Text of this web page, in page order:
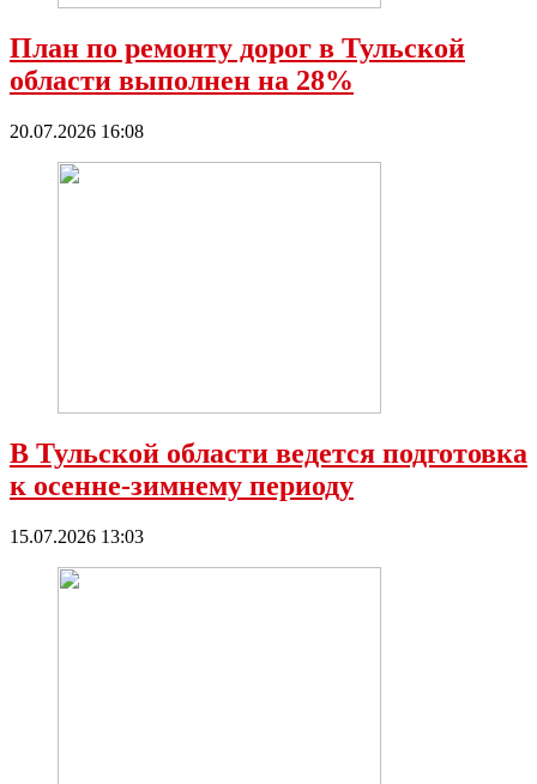
План по ремонту дорог в Тульской
области выполнен на 28%
20.07.2026 16:08
В Тульской области ведется подготовка
к осенне-зимнему периоду
15.07.2026 13:03